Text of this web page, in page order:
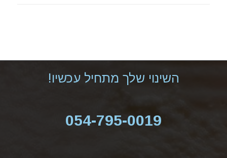
השינוי שלך מתחיל עכשיו!
054-795-0019